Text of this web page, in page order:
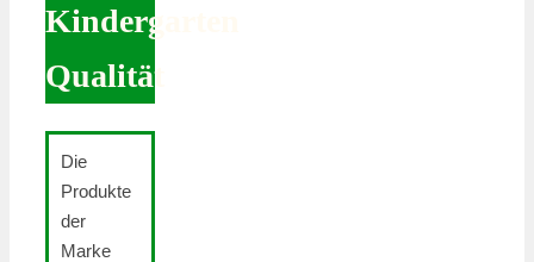
Kindergarten
Qualität
Die
Produkte
der
Marke